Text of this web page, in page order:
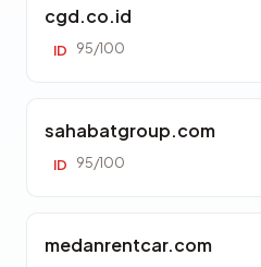
cgd.co.id
ID 95/100
sahabatgroup.com
ID 95/100
medanrentcar.com